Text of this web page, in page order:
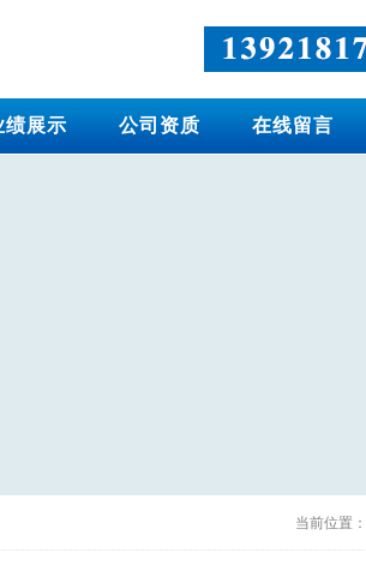
绩展示 公司资质 在线留言
当前位置：